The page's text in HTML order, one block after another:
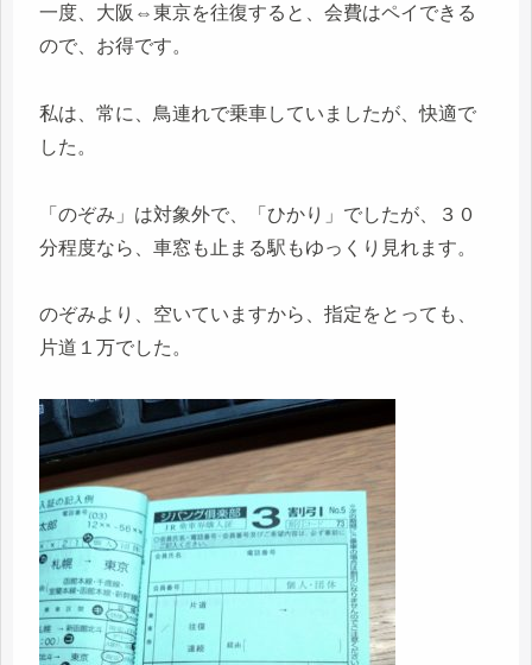
一度、大阪⇔東京を往復すると、会費はペイできる
ので、お得です。
私は、常に、鳥連れで乗車していましたが、快適で
した。
「のぞみ」は対象外で、「ひかり」でしたが、３０
分程度なら、車窓も止まる駅もゆっくり見れます。
のぞみより、空いていますから、指定をとっても、
片道１万でした。